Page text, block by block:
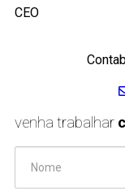
CEO
venha trabalhar